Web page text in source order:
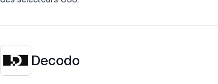
Decodo